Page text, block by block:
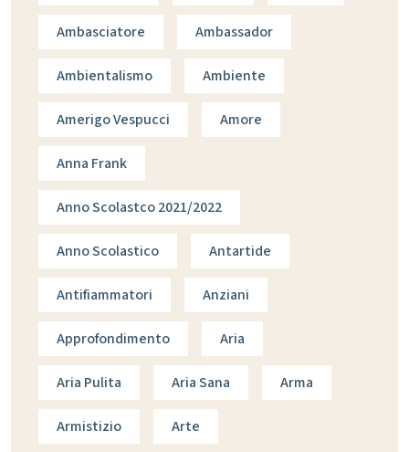
Ambasciatore Ambassador
Ambientalismo Ambiente
Amerigo Vespucci Amore
Anna Frank
Anno Scolastco 2021/2022
Anno Scolastico Antartide
Antifiammatori Anziani
Approfondimento Aria
Aria Pulita Aria Sana Arma
Armistizio Arte